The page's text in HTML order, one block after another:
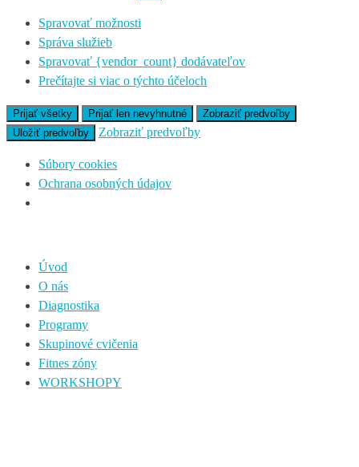
Spravovať možnosti
Správa služieb
Spravovať {vendor_count} dodávateľov
Prečítajte si viac o týchto účeloch
Prijať všetky Prijať len nevyhnutné
Zobraziť predvoľby
Uložiť predvoľby
Zobraziť predvoľby
Súbory cookies
Ochrana osobných údajov
Úvod
O nás
Diagnostika
Programy
Skupinové cvičenia
Fitnes zóny
WORKSHOPY